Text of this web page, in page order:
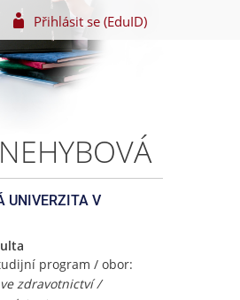
Přihlásit se (EduID)
UNIVERZITA V
program / obor:
zdravotnictví /